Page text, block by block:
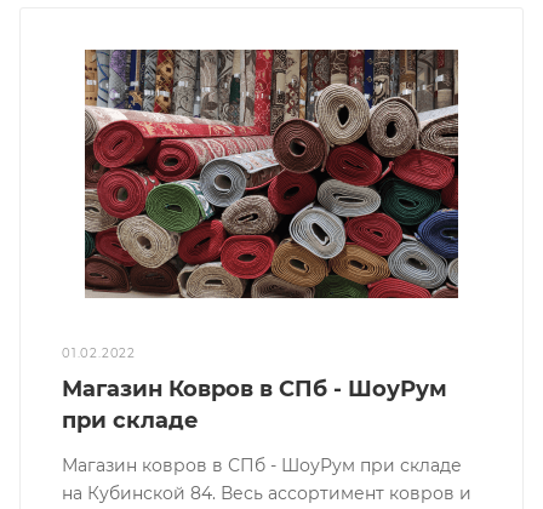
01.02.2022
Магазин Ковров в СПб - ШоуРум
при складе
Магазин ковров в СПб - ШоуРум при складе
на Кубинской 84. Весь ассортимент ковров и